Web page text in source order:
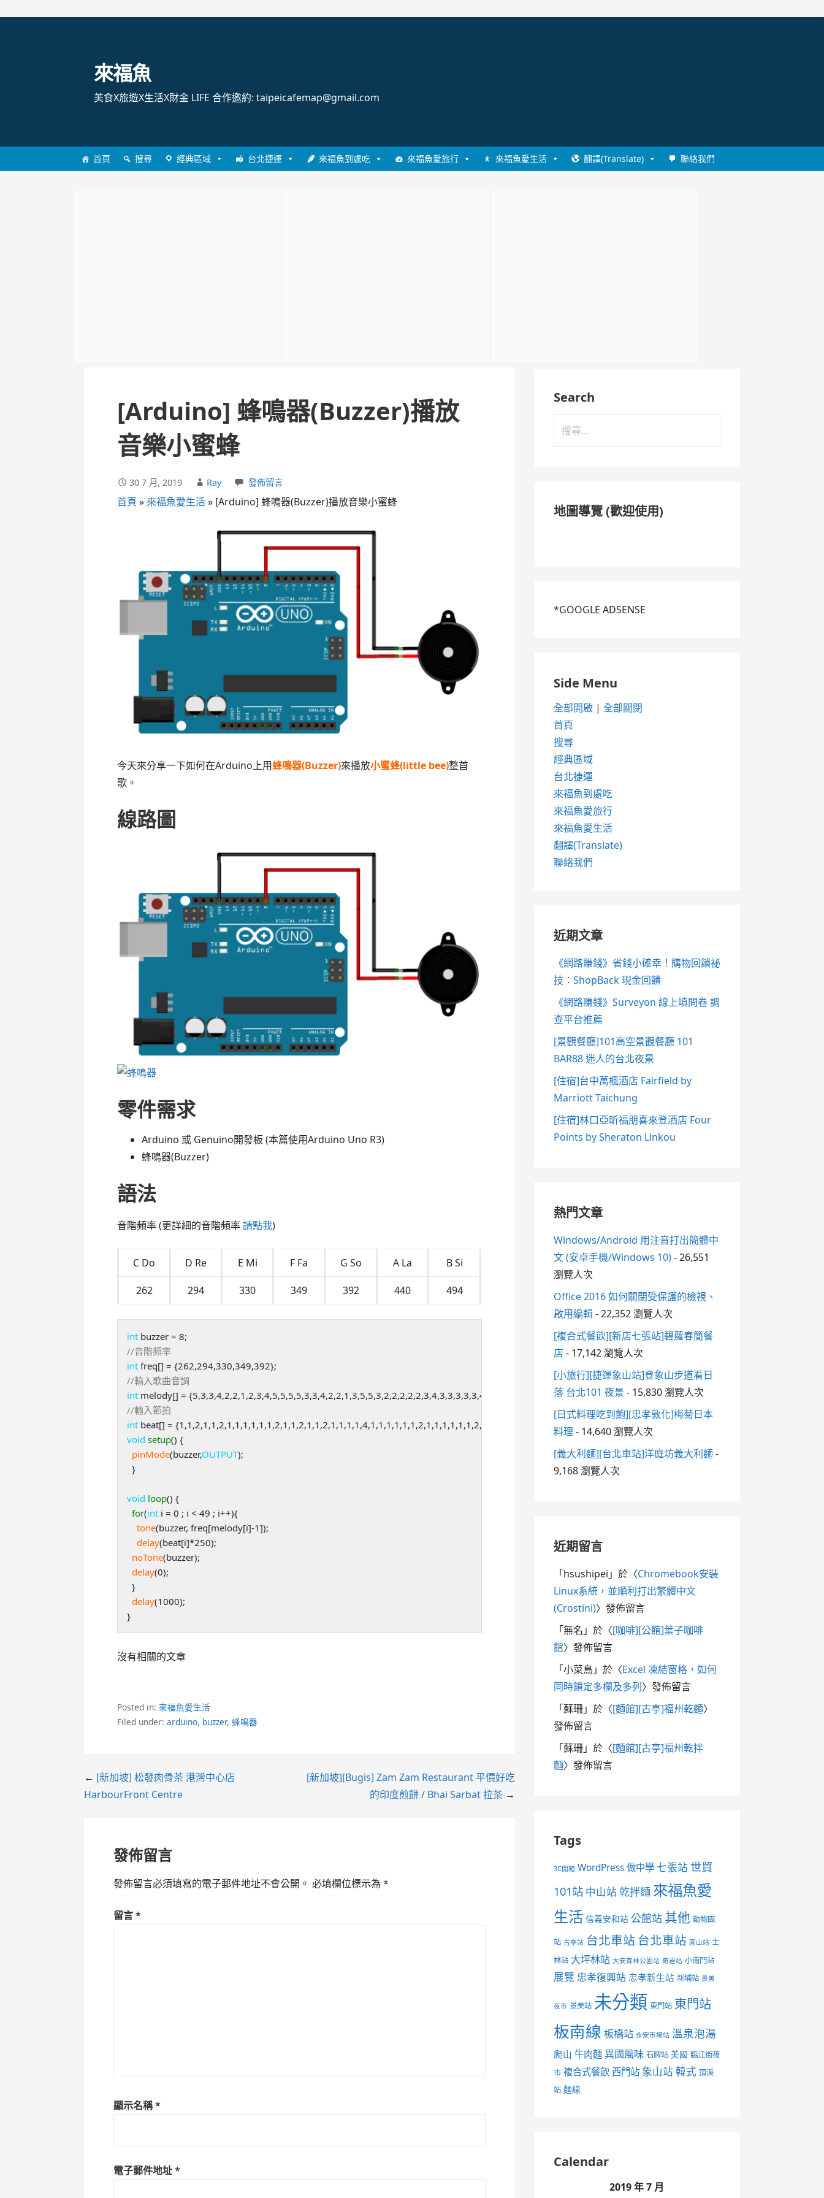
來福魚
美食X旅遊X生活X財金 LIFE 合作邀約: taipeicafemap@gmail.com
首頁 搜尋 經典區域 台北捷運 來福魚到處吃 來福魚愛旅行 來福魚愛生活 翻譯(Translate) 聯絡我們
[Arduino] 蜂鳴器(Buzzer)播放
音樂小蜜蜂
30 7 月, 2019 Ray 發佈留言
首頁 » 來福魚愛生活» [Arduino] 蜂鳴器(Buzzer)播放音樂小蜜蜂
今天來分享一下如何在Arduino上用蜂鳴器(Buzzer)來播放小蜜蜂(little bee)整首
歌。
線路圖
零件需求
Arduino 或 Genuino開發板 (本篇使用Arduino Uno R3)
蜂鳴器(Buzzer)
語法
音階頻率 (更詳細的音階頻率請點我)
C Do D Re E Mi F Fa G So A La B Si
262 294 330 349 392 440 494
int
int
//輸入歌曲音調
int
melody[] = {5,3,3,4,2,2,1,2,3,4,5,5,5,5,3,3,4,2,2,1,3,5,5,3,2,2,2,2,2,3,4,3,3,3,3,3,4,5,5,3,3,4,2,2,1,3,5,5,1};
//輸入節拍
int
void setup() {
pinMode(buzzer,OUTPUT);
  }
void loop() {
for(int i = 0 ; i < 49 ; i++){
tone(buzzer, freq[melody[i]-1]);
delay(beat[i]*250);
noTone(buzzer);
delay(0);
  }
delay(1000);
}
沒有相關的文章
Posted in: 來福魚愛生活
Filed under:arduino, buzzer,蜂鳴器
Post
← [新加坡] 松發肉骨茶 港灣中心店
HarbourFront Centre
[新加坡][Bugis] Zam Zam Restaurant 平價好吃
的印度煎餅 / Bhai Sarbat 拉茶 →
發佈留言
發佈留言必須填寫的電子郵件地址不會公開。 必填欄位標示為*
留言*
顯示名稱*
電子郵件地址*
Search
尋
地圖導覽 (歡迎使用)
*GOOGLE ADSENSE
Side Menu
全部開啟| 全部關閉
首頁
搜尋
經典區域
台北捷運
來福魚到處吃
來福魚愛旅行
來福魚愛生活
翻譯(Translate)
聯絡我們
近期文章
《網路賺錢》省錢小確幸！購物回饋祕
技：ShopBack 現金回饋
《網路賺錢》Surveyon 線上填問卷 調
查平台推薦
[景觀餐廳]101高空景觀餐廳 101
BAR88 迷人的台北夜景
[住宿]台中萬楓酒店 Fairfield by
Marriott Taichung
[住宿]林口亞昕福朋喜來登酒店 Four
Points by Sheraton Linkou
熱門文章
Windows/Android 用注音打出簡體中
文 (安卓手機/Windows 10)- 26,551
瀏覽人次
Office 2016 如何關閉受保護的檢視、
啟用編輯- 22,352 瀏覽人次
[複合式餐飲][新店七張站]碧蘿春簡餐
店- 17,142 瀏覽人次
[小旅行][捷運象山站]登象山步道看日
落 台北101 夜景 - 15,830 瀏覽人次
[日式料理吃到飽][忠孝敦化]梅菊日本
料理 - 14,640 瀏覽人次
[義大利麵][台北車站]洋庭坊義大利麵-
9,168 瀏覽人次
近期留言
「hsushipei 」於〈Chromebook安裝
Linux系統，並順利打出繁體中文
(Crostini)〉發佈留言
「無名 」於〈[咖啡][公館]葉子咖啡
館〉發佈留言
「小菜鳥」於〈Excel 凍結窗格，如何
同時鎖定多欄及多列〉發佈留言
「蘇珊」於〈[麵館][古亭]福州乾麵〉
發佈留言
「蘇珊」於〈[麵館][古亭]福州乾拌
麵〉發佈留言
Tags
3C開箱 WordPress 做中學 七張站 世貿
101站 中山站 乾拌麵 來福魚愛
生活 信義安和站 公館站 其他 動物園
站 古亭站 台北車站 台北車站 圓山站 士
林站 大坪林站 大安森林公園站 奇岩站 小南門站
展覽 忠孝復興站 忠孝新生站 新埔站 景美
夜市 景美站 未分類 東門站 東門站
板南線 板橋站 永安市場站 溫泉泡湯
爬山 牛肉麵 異國風味 石牌站 美國 臨江街夜
市 複合式餐飲 西門站 象山站 韓式 頂溪
站 麵線
Calendar
2019 年 7 月